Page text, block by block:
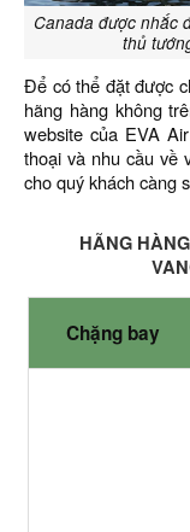
Canada được nhắc
thủ
Để có thể đặt được
hãng hàng không
website của EVA
thoại và nhu cầu về
cho quý khách càng
HÃNG
Chặng bay